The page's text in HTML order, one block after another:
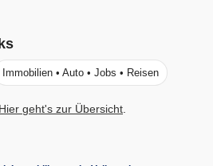
Immobilien • Auto • Jobs • Reisen
Hier geht's zur Übersicht